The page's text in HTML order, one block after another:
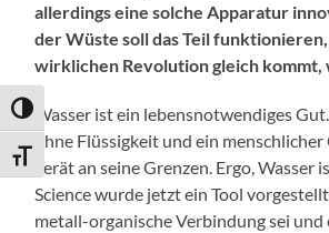
Umschalten auf hohe Kontraste
Schrift vergrößern
allerdings eine solche Apparatur
der Wüste soll das Teil
wirklichen Revolution gleich kommt,
Wasser ist ein lebensnotwendiges
ohne Flüssigkeit und ein
gerät an seine Grenzen. Ergo, Wasser
Science wurde jetzt ein Tool
metall-organische Verbindung sei und